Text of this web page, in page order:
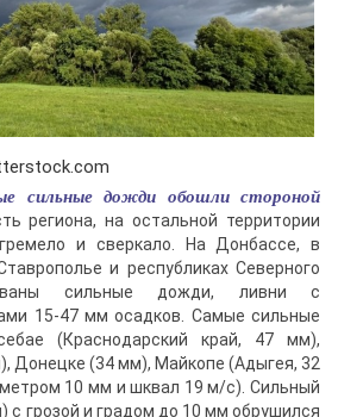
сильные дожди обошли стороной
региона, на остальной территории
и сверкало. На Донбассе, в
и республиках Северного
сильные дожди, ливни с
15-47 мм осадков. Самые сильные
(Краснодарский край, 47 мм),
Донецке (34 мм), Майкопе (Адыгея, 32
10 мм и шквал 19 м/с). Сильный
с грозой и градом до 10 мм обрушился